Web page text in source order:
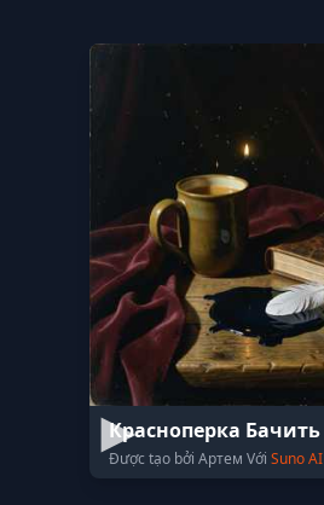
Красноперка Бачить
Được tạo bởi Артем Với Suno AI